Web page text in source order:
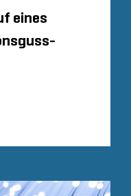
eines